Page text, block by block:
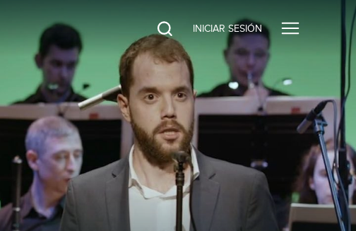
INICIAR SESIÓN